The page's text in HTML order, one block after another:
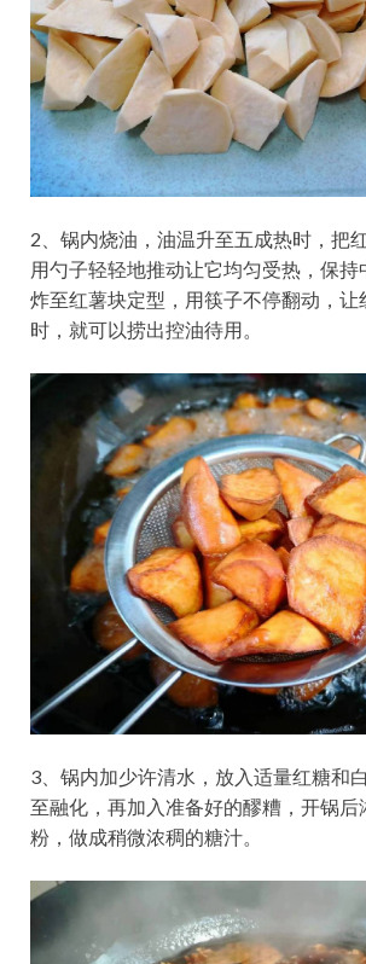
2、锅内烧油，油温升至五成热时，把
用勺子轻轻地推动让它均匀受热，保持
炸至红薯块定型，用筷子不停翻动，让
时，就可以捞出控油待用。
3、锅内加少许清水，放入适量红糖和
至融化，再加入准备好的醪糟，开锅后
粉，做成稍微浓稠的糖汁。